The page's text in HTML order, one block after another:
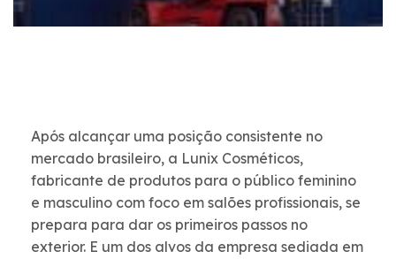
Após alcançar uma posição consistente no
mercado brasileiro, a Lunix Cosméticos,
fabricante de produtos para o público feminino
e masculino com foco em salões profissionais, se
prepara para dar os primeiros passos no
exterior. E um dos alvos da empresa sediada em